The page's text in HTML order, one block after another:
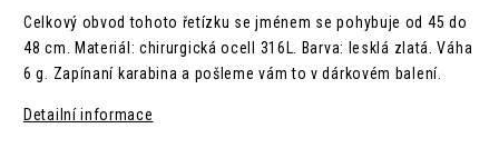
Celkový obvod tohoto řetízku se jménem se pohybuje od 45 do
48 cm.
Materiál: chirurgická ocelI 316L. Barva: lesklá zlatá.Váha
6 g. Zapínaní karabina a pošleme vám to vdárkovém balení.
Detailní informace